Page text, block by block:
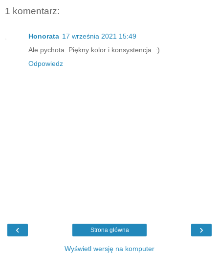
1 komentarz:
Honorata 17 września 2021 15:49
Ale pychota. Piękny kolor i konsystencja. :)
Odpowiedz
‹ ›
Strona główna
Wyświetl wersję na komputer